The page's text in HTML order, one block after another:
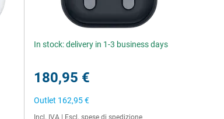
In stock: delivery in 1-3 business days
180,95 €
Outlet 162,95 €
Incl. IVA Escl. spese di spedizione